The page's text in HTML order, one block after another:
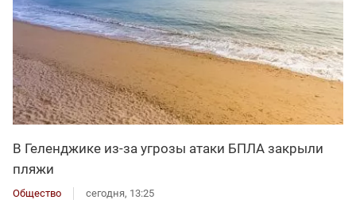
В Геленджике из-за угрозы атаки БПЛА закрыли
пляжи
Общество сегодня, 13:25